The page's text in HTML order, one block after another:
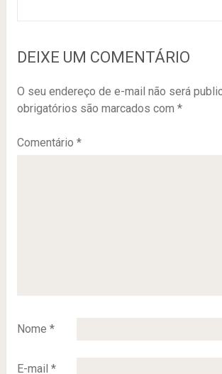
DEIXE UM COMENTÁRIO
O seu endereço de e-mail não será
obrigatórios são marcados com *
Comentário *
Nome *
E-mail *